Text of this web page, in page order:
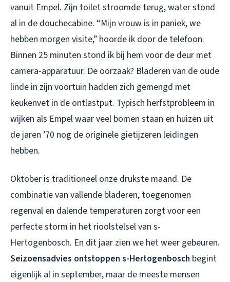
vanuit Empel. Zijn toilet stroomde terug, water stond
al in de douchecabine. “Mijn vrouw is in paniek, we
hebben morgen visite,” hoorde ik door de telefoon.
Binnen 25 minuten stond ik bij hem voor de deur met
camera-apparatuur. De oorzaak? Bladeren van de oude
linde in zijn voortuin hadden zich gemengd met
keukenvet in de ontlastput. Typisch herfstprobleem in
wijken als Empel waar veel bomen staan en huizen uit
de jaren ’70 nog de originele gietijzeren leidingen
hebben.
Oktober is traditioneel onze drukste maand. De
combinatie van vallende bladeren, toegenomen
regenval en dalende temperaturen zorgt voor een
perfecte storm in het rioolstelsel van s-
Hertogenbosch. En dit jaar zien we het weer gebeuren.
Seizoensadvies ontstoppen s-Hertogenbosch begint
eigenlijk al in september, maar de meeste mensen